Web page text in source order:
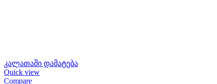
კალათაში დამატება
Quick view
Compare